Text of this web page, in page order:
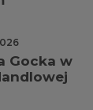
Gocka w